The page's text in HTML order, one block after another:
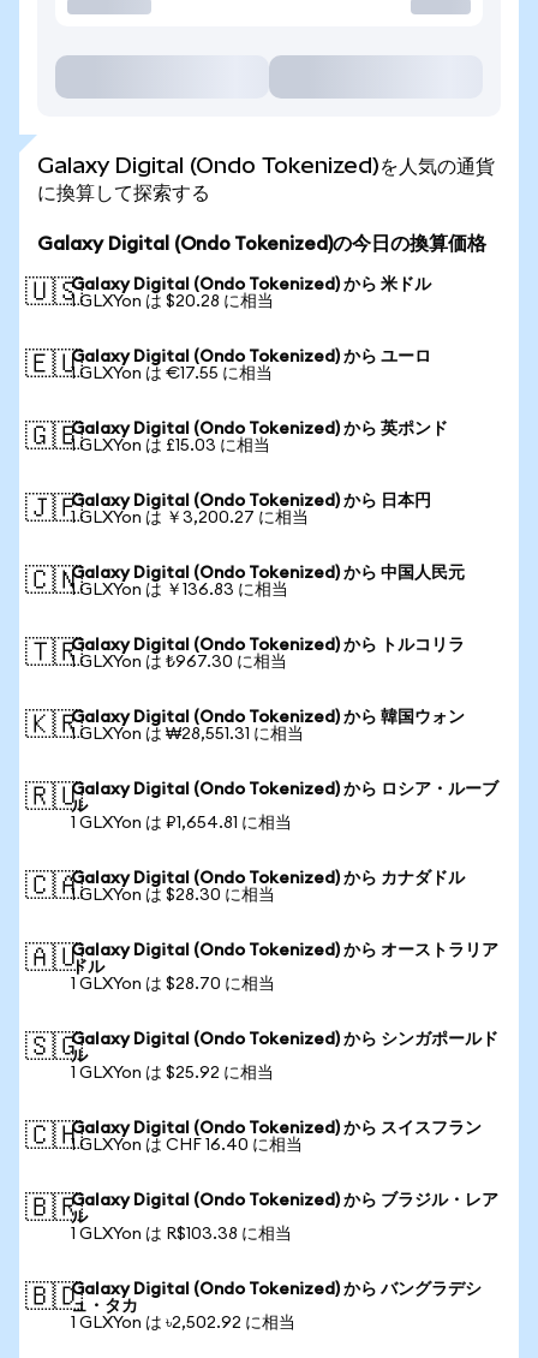
Galaxy Digital (Ondo Tokenized)を人気の通貨
に換算して探索する
Galaxy Digital (Ondo Tokenized)の今日の換算価格
🇺🇸Galaxy Digital (Ondo Tokenized) から 米ドル
1 GLXYon は $20.28 に相当
🇪🇺Galaxy Digital (Ondo Tokenized) から ユーロ
1 GLXYon は €17.55 に相当
🇬🇧Galaxy Digital (Ondo Tokenized) から 英ポンド
1 GLXYon は £15.03 に相当
🇯🇵Galaxy Digital (Ondo Tokenized) から 日本円
1 GLXYon は ￥3,200.27 に相当
🇨🇳Galaxy Digital (Ondo Tokenized) から 中国人民元
1 GLXYon は ￥136.83 に相当
🇹🇷Galaxy Digital (Ondo Tokenized) から トルコリラ
1 GLXYon は ₺967.30 に相当
🇰🇷Galaxy Digital (Ondo Tokenized) から 韓国ウォン
1 GLXYon は ₩28,551.31 に相当
🇷🇺Galaxy Digital (Ondo Tokenized) から ロシア・ルーブ
ル
1 GLXYon は ₽1,654.81 に相当
🇨🇦Galaxy Digital (Ondo Tokenized) から カナダドル
1 GLXYon は $28.30 に相当
🇦🇺Galaxy Digital (Ondo Tokenized) から オーストラリア
ドル
1 GLXYon は $28.70 に相当
🇸🇬Galaxy Digital (Ondo Tokenized) から シンガポールド
ル
1 GLXYon は $25.92 に相当
🇨🇭Galaxy Digital (Ondo Tokenized) から スイスフラン
1 GLXYon は CHF 16.40 に相当
🇧🇷Galaxy Digital (Ondo Tokenized) から ブラジル・レア
ル
1 GLXYon は R$103.38 に相当
🇧🇩Galaxy Digital (Ondo Tokenized) から バングラデシ
ュ・タカ
1 GLXYon は ৳2,502.92 に相当